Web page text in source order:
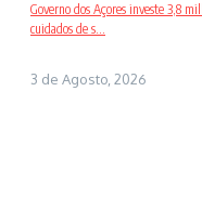
Governo dos Açores investe 3,8
cuidados de s...
3 de Agosto, 2026